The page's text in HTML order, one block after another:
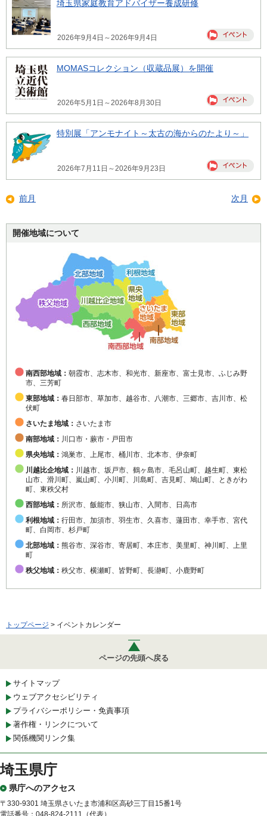
埼玉県家庭教育アドバイザー養成研修
2026年9月4日～2026年9月4日
MOMASコレクション（収蔵品展）を開催
2026年5月1日～2026年8月30日
特別展「アンモナイト～太古の海からのたより～」
2026年7月11日～2026年9月23日
前月 次月
開催地域について
南西部地域： 朝霞市、志木市、和光市、新座市、富士見市、ふじみ野
市、三芳町
東部地域： 春日部市、草加市、越谷市、八潮市、三郷市、吉川市、松
伏町
さいたま地域： さいたま市
南部地域： 川口市・蕨市・戸田市
県央地域： 鴻巣市、上尾市、桶川市、北本市、伊奈町
川越比企地域： 川越市、坂戸市、鶴ヶ島市、毛呂山町、越生町、東松
山市、滑川町、嵐山町、小川町、川島町、吉見町、鳩山町、ときがわ
町、東秩父村
西部地域： 所沢市、飯能市、狭山市、入間市、日高市
利根地域： 行田市、加須市、羽生市、久喜市、蓮田市、幸手市、宮代
町、白岡市、杉戸町
北部地域： 熊谷市、深谷市、寄居町、本庄市、美里町、神川町、上里
町
秩父地域： 秩父市、横瀬町、皆野町、長瀞町、小鹿野町
トップページ > イベントカレンダー
ページの先頭へ戻る
サイトマップ
ウェブアクセシビリティ
プライバシーポリシー・免責事項
著作権・リンクについて
関係機関リンク集
埼玉県庁
県庁へのアクセス
〒330-9301 埼玉県さいたま市浦和区高砂三丁目15番1号
電話番号：048-824-2111（代表）